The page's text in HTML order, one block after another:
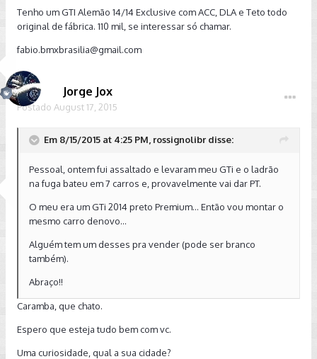
Tenho um GTI Alemão 14/14 Exclusive com ACC, DLA e Teto todo
original de fábrica. 110 mil, se interessar só chamar.
fabio.bmxbrasilia@gmail.com
Jorge Jox
Postado August 17, 2015
Em 8/15/2015 at 4:25 PM, rossignolibr disse:
Pessoal, ontem fui assaltado e levaram meu GTi e o ladrão
na fuga bateu em 7 carros e, provavelmente vai dar PT.
O meu era um GTi 2014 preto Premium... Então vou montar o
mesmo carro denovo...
Alguém tem um desses pra vender (pode ser branco
também).
Abraço!!
Caramba, que chato.
Espero que esteja tudo bem com vc.
Uma curiosidade, qual a sua cidade?